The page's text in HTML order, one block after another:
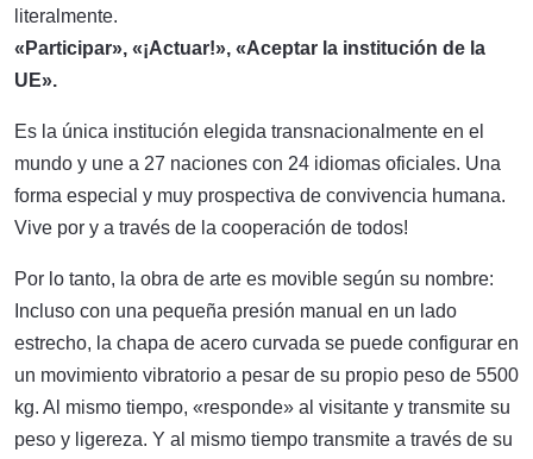
literalmente.
«Participar», «¡Actuar!», «Aceptar la institución de la
UE».
Es la única institución elegida transnacionalmente en el
mundo y une a 27 naciones con 24 idiomas oficiales. Una
forma especial y muy prospectiva de convivencia humana.
Vive por y a través de la cooperación de todos!
Por lo tanto, la obra de arte es movible según su nombre:
Incluso con una pequeña presión manual en un lado
estrecho, la chapa de acero curvada se puede configurar en
un movimiento vibratorio a pesar de su propio peso de 5500
kg. Al mismo tiempo, «responde» al visitante y transmite su
peso y ligereza. Y al mismo tiempo transmite a través de su